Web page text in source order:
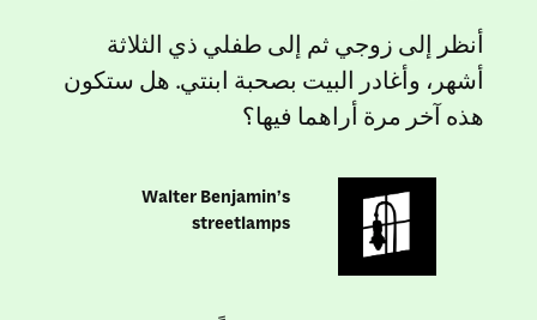
أنظر إلى زوجي ثم إلى طفلي ذي الثلاثة
أشهر، وأغادر البيت بصحبة ابنتي. هل ستكون
هذه آخر مرة أراهما فيها؟
Walter Benjamin’s
streetlamps